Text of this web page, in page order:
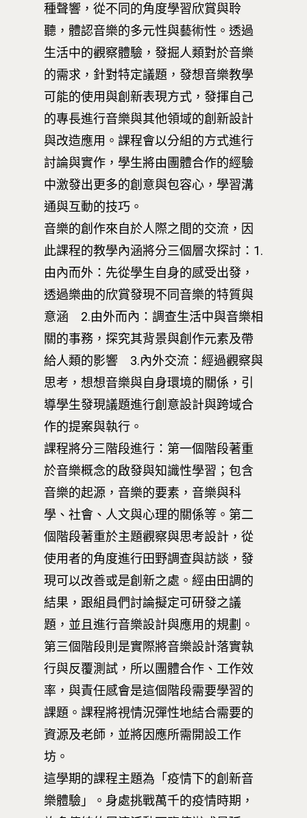
種聲響，從不同的角度學習欣賞與聆
聽，體認音樂的多元性與藝術性。透過
生活中的觀察體驗，發掘人類對於音樂
的需求，針對特定議題，發想音樂教學
可能的使用與創新表現方式，發揮自己
的專長進行音樂與其他領域的創新設計
與改造應用。課程會以分組的方式進行
討論與實作，學生將由團體合作的經驗
中激發出更多的創意與包容心，學習溝
通與互動的技巧。
音樂的創作來自於人際之間的交流，因
此課程的教學內涵將分三個層次探討：1.
由內而外：先從學生自身的感受出發，
透過樂曲的欣賞發現不同音樂的特質與
意涵 2.由外而內：調查生活中與音樂相
關的事務，探究其背景與創作元素及帶
給人類的影響 3.內外交流：經過觀察與
思考，想想音樂與自身環境的關係，引
導學生發現議題進行創意設計與跨域合
作的提案與執行。
課程將分三階段進行：第一個階段著重
於音樂概念的啟發與知識性學習；包含
音樂的起源，音樂的要素，音樂與科
學、社會、人文與心理的關係等。第二
個階段著重於主題觀察與思考設計，從
使用者的角度進行田野調查與訪談，發
現可以改善或是創新之處。經由田調的
結果，跟組員們討論擬定可研發之議
題，並且進行音樂設計與應用的規劃。
第三個階段則是實際將音樂設計落實執
行與反覆測試，所以團體合作、工作效
率，與責任感會是這個階段需要學習的
課題。課程將視情況彈性地結合需要的
資源及老師，並將因應所需開設工作
坊。
這學期的課程主題為「疫情下的創新音
樂體驗」。身處挑戰萬千的疫情時期，
最新消息
關於我們
相關法規
創新教育中心
相關計畫